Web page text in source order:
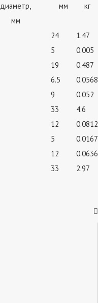
диаметр,
мм
мм
кг
24
1.47
5
0.005
19
0.487
6.5
0.0568
9
0.052
33
4.6
12
0.0812
5
0.0167
12
0.0636
33 2.97